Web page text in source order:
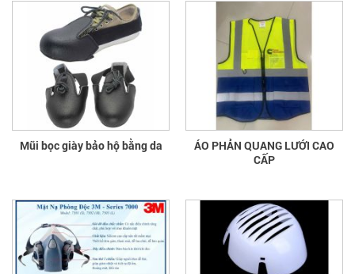
Mũi bọc giày bảo hộ bằng da
ÁO PHẢN QUANG LƯỚI CAO
CẤP